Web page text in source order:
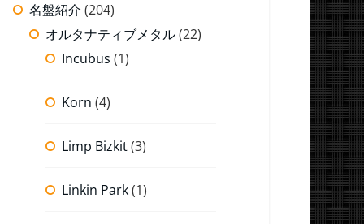
名盤紹介 (204)
オルタナティブメタル(22)
Incubus (1)
Korn (4)
Limp Bizkit(3)
Linkin Park(1)